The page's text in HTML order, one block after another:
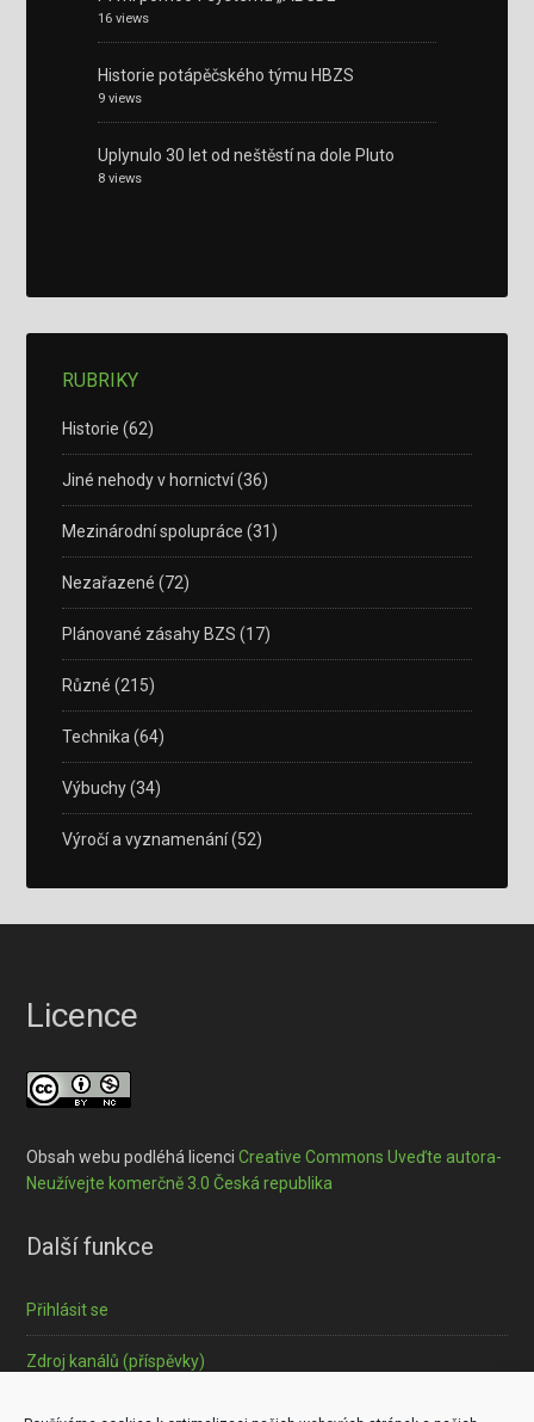
16 views
Historie potápěčského týmu HBZS
9 views
Uplynulo 30 let od neštěstí na dole Pluto
8 views
RUBRIKY
Historie (62)
Jiné nehody v hornictví(36)
Mezinárodní spolupráce (31)
Nezařazené (72)
Plánované zásahy BZS (17)
Různé (215)
Technika (64)
Výbuchy(34)
Výročí a vyznamenání(52)
Licence
Obsah webu podléhá licenciCreative Commons Uveďte autora-
Neužívejte komerčně 3.0 Česká republika
Další funkce
Přihlásit se
Zdroj kanálů (příspěvky)